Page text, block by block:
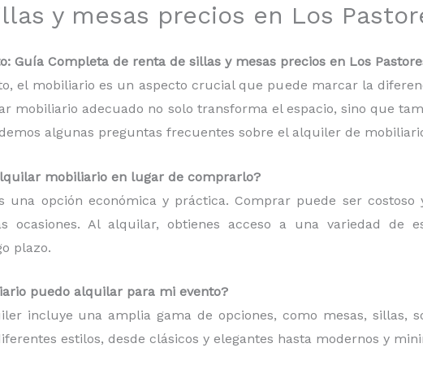
y mesas precios en Los
Guía Completa de renta de sillas y mesas precios en Los
el mobiliario es un aspecto crucial que puede marcar la
mobiliario adecuado no solo transforma el espacio, sino que
algunas preguntas frecuentes sobre el alquiler de
mobiliario en lugar de comprarlo?
una opción económica y práctica. Comprar puede ser
ocasiones. Al alquilar, obtienes acceso a una variedad de
plazo.
puedo alquilar para mi evento?
incluye una amplia gama de opciones, como mesas, sillas,
estilos, desde clásicos y elegantes hasta modernos y